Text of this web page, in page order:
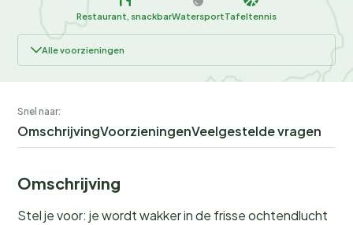
Restaurant, snackbarWatersportTafeltennis
Alle voorzieningen
Snel naar:
OmschrijvingVoorzieningenVeelgestelde vragen
Omschrijving
Stel je voor: je wordt wakker in de frisse ochtendlucht